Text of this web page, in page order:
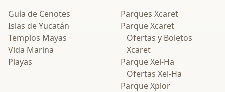
Guía de Cenotes
Islas de Yucatán
Templos Mayas
Vida Marina
Playas
Parques Xcaret
Parque Xcaret
Ofertas y Boletos
Xcaret
Parque Xel-Ha
Ofertas Xel-Ha
Parque Xplor